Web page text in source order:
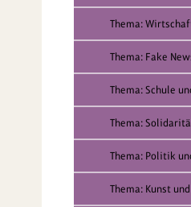
Thema:
Thema: Fake
Thema: Schule
Thema:
Thema: Politik
Thema: Kunst